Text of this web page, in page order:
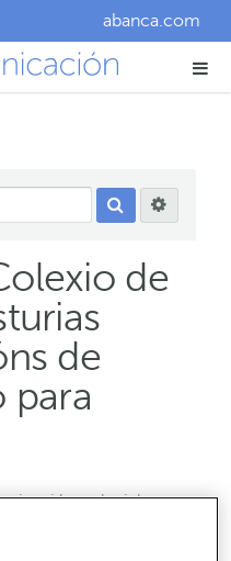
abanca.com
de
de
para
colexial
e as súas